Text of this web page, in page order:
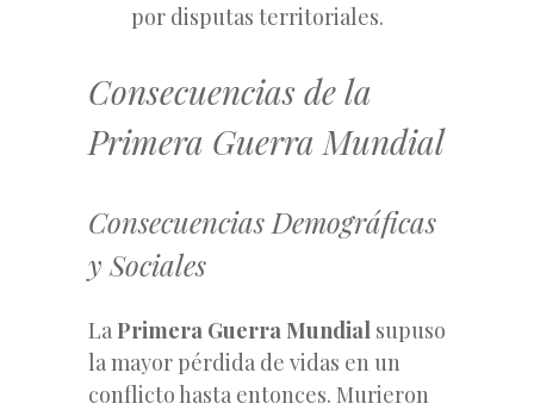
por disputas territoriales.
Consecuencias de la
Primera Guerra Mundial
Consecuencias Demográficas
y Sociales
La Primera Guerra Mundial supuso
la mayor pérdida de vidas en un
conflicto hasta entonces. Murieron